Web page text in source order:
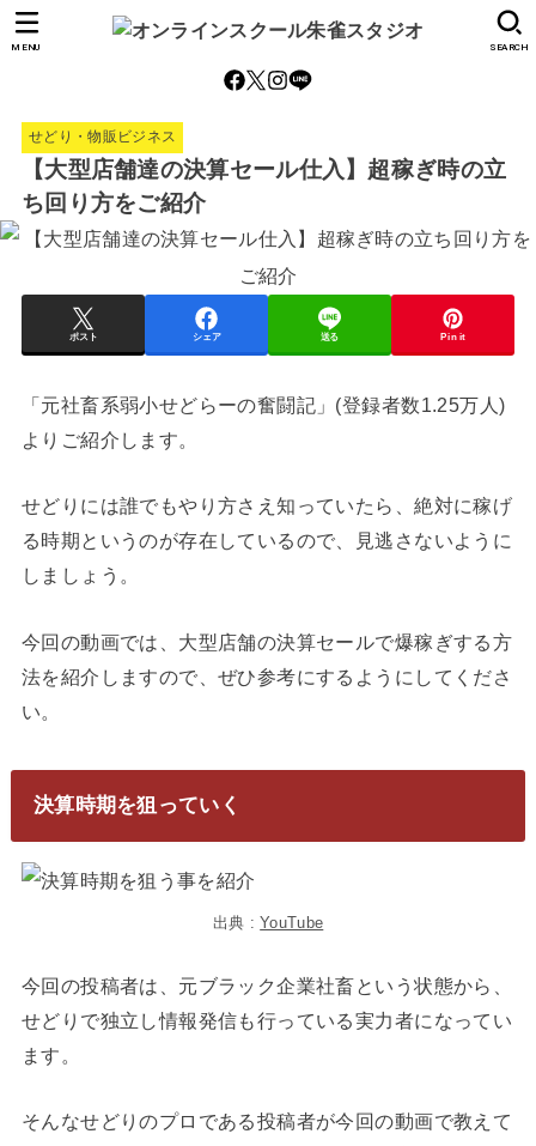
SEARCH
MENU
せどり・物販ビジネス
【大型店舗達の決算セール仕入】超稼ぎ時の立
ち回り方をご紹介
ポスト シェア 送る Pin it
「元社畜系弱小せどらーの奮闘記」(登録者数1.25万人)
よりご紹介します。
せどりには誰でもやり方さえ知っていたら、絶対に稼げ
る時期というのが存在しているので、見逃さないように
しましょう。
今回の動画では、大型店舗の決算セールで爆稼ぎする方
法を紹介しますので、ぜひ参考にするようにしてくださ
い。
決算時期を狙っていく
出典 :YouTube
今回の投稿者は、元ブラック企業社畜という状態から、
せどりで独立し情報発信も行っている実力者になってい
ます。
そんなせどりのプロである投稿者が今回の動画で教えて